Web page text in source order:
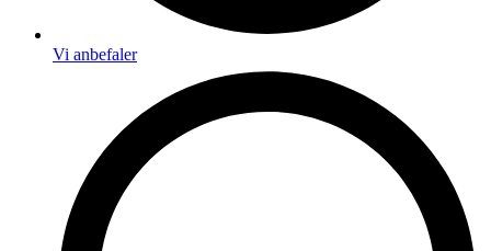
Vi anbefaler